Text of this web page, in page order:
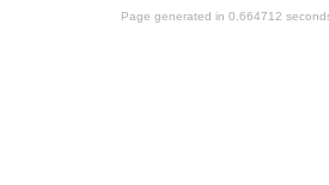
Page generated in 0.664712